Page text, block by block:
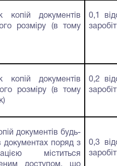
копій документів
розміру (в тому
0,1
копій документів
розміру (в тому
0,2
документів будь-
поряд з
міститься
доступом, що
0,3